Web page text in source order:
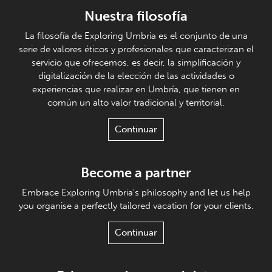
Nuestra filosofía
La filosofía de Exploring Umbria es el conjunto de una
serie de valores éticos y profesionales que caracterizan el
servicio que ofrecemos, es decir, la simplificación y
digitalización de la elección de las actividades o
experiencias que realizar en Umbría, que tienen en
común un alto valor tradicional y territorial.
Continuar
Become a partner
Embrace Exploring Umbria's philosophy and let us help
you organise a perfectly tailored vacation for your clients.
Continuar